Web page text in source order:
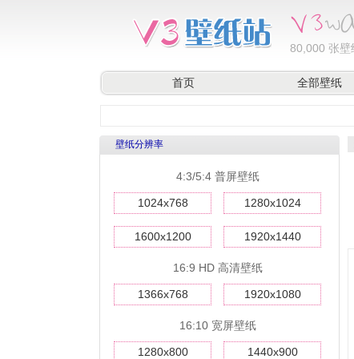
80,000 张壁
首页 全部壁纸
壁纸分辨率
4:3/5:4 普屏壁纸
1024x768 1280x1024
1600x1200 1920x1440
16:9 HD 高清壁纸
1366x768 1920x1080
16:10 宽屏壁纸
1280x800 1440x900